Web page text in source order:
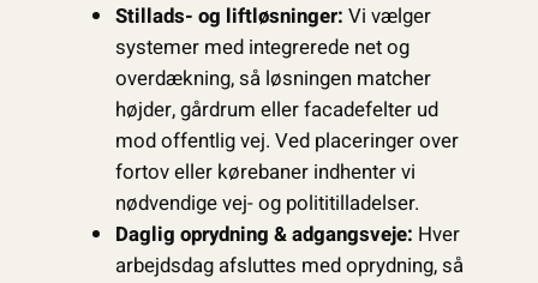
Stillads- og liftløsninger: Vi vælger
systemer med integrerede net og
overdækning, så løsningen matcher
højder, gårdrum eller facadefelter ud
mod offentlig vej. Ved placeringer over
fortov eller kørebaner indhenter vi
nødvendige vej- og polititilladelser.
Daglig oprydning & adgangsveje: Hver
arbejdsdag afsluttes med oprydning, så